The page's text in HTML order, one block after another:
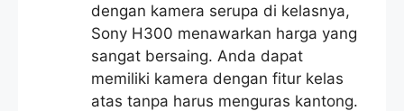
dengan kamera serupa di kelasnya,
Sony H300 menawarkan harga yang
sangat bersaing. Anda dapat
memiliki kamera dengan fitur kelas
atas tanpa harus menguras kantong.